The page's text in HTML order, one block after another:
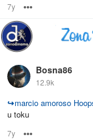
7y
Bosna86
12.9k
↪marcio amoroso
u toku
7y